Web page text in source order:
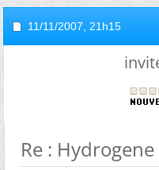
11/11/2007, 21h15
Re :